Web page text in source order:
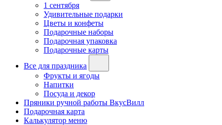
1 сентября
Удивительные подарки
Цветы и конфеты
Подарочные наборы
Подарочная упаковка
Подарочные карты
Все для праздника
Фрукты и ягоды
Напитки
Посуда и декор
Пряники ручной работы ВкусВилл
Подарочная карта
Калькулятор меню